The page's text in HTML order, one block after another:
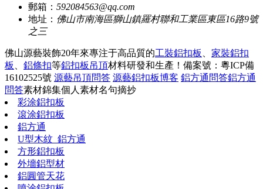
郵箱： 592084563@qq.com
地址： 佛山市南海區獅山鎮羅村聯和工業區東區16路9號
之三
佛山源藝裝飾20年來專注于高品質的工裝鋁扣板
家裝鋁扣
板
鋁條扣等鋁扣板吊頂材料研發和生產！ 備案號：粵ICP備
16102525號 源藝吊頂問答 源藝鋁扣板博客 鋁方通問答鋁方通
問答素材錦集個人素材名句摘抄
彩涂鋁扣板
滾涂鋁扣板
鋁方通
U型木紋_鋁方通
方形鋁扣板
外墻鋁型材
鋁圓管天花